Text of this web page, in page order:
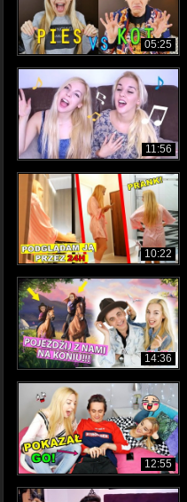
05:25
11:56
10:22
14:36
12:55